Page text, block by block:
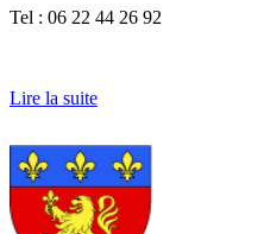
Tel : 06 22 44 26 92
Lire la suite